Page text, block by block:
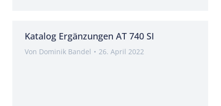
Katalog Ergänzungen AT 740 SI
Von Dominik Bandel 26. April 2022